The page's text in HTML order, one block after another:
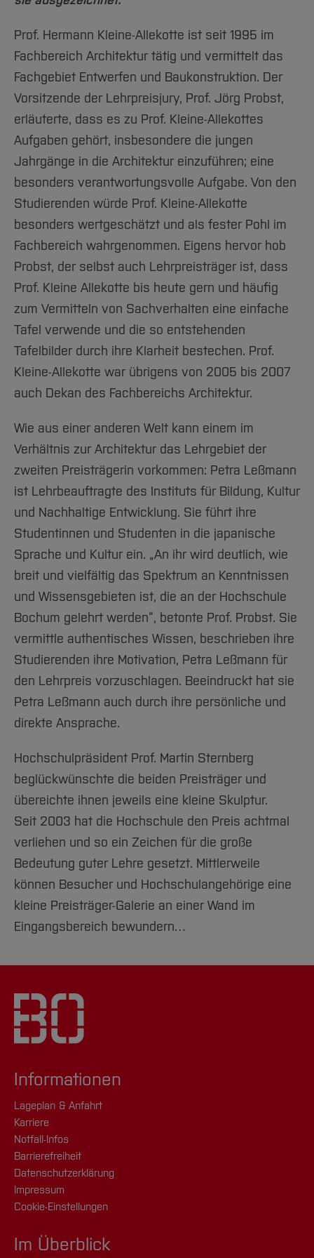
Forschung und Projekte
International
Team
Service
Studiengänge
Studieninteressierte
Aktuelles
Studium
Fachgruppen
Forschung und Entwicklung
International
Team
Service
Amtliche Bekanntmachungen
Notfall-Infos
BO Shop
Familiengerechte Hochschule
Gleichstellung
Diskriminierungsfreie Hochschule
Vertretungen
Wahlen
Hochschulkommunikation
International Office
Medienzentrum
Zentrale Studienberatung
Prof. Hermann Kleine-Allekotte ist seit 1995 im
Fachbereich Architektur tätig und vermittelt das
Fachgebiet Entwerfen und Baukonstruktion. Der
Vorsitzende der Lehrpreisjury, Prof. Jörg Probst,
erläuterte, dass es zu Prof. Kleine-Allekottes
Aufgaben gehört, insbesondere die jungen
Jahrgänge in die Architektur einzuführen; eine
besonders verantwortungsvolle Aufgabe. Von den
Studierenden würde Prof. Kleine-Allekotte
besonders wertgeschätzt und als fester Pohl im
Fachbereich wahrgenommen. Eigens hervor hob
Probst, der selbst auch Lehrpreisträger ist, dass
Prof. Kleine Allekotte bis heute gern und häufig
zum Vermitteln von Sachverhalten eine einfache
Tafel verwende und die so entstehenden
Tafelbilder durch ihre Klarheit bestechen. Prof.
Kleine-Allekotte war übrigens von 2005 bis 2007
auch Dekan des Fachbereichs Architektur.
Wie aus einer anderen Welt kann einem im
Verhältnis zur Architektur das Lehrgebiet der
zweiten Preisträgerin vorkommen: Petra Leßmann
ist Lehrbeauftragte des Instituts für Bildung, Kultur
und Nachhaltige Entwicklung. Sie führt ihre
Studentinnen und Studenten in die japanische
Sprache und Kultur ein. „An ihr wird deutlich, wie
breit und vielfältig das Spektrum an Kenntnissen
und Wissensgebieten ist, die an der Hochschule
Bochum gelehrt werden“, betonte Prof. Probst. Sie
vermittle authentisches Wissen, beschrieben ihre
Studierenden ihre Motivation, Petra Leßmann für
den Lehrpreis vorzuschlagen. Beeindruckt hat sie
Petra Leßmann auch durch ihre persönliche und
direkte Ansprache.
Hochschulpräsident Prof. Martin Sternberg
beglückwünschte die beiden Preisträger und
übereichte ihnen jeweils eine kleine Skulptur.
Seit 2003 hat die Hochschule den Preis achtmal
verliehen und so ein Zeichen für die große
Bedeutung guter Lehre gesetzt. Mittlerweile
können Besucher und Hochschulangehörige eine
kleine Preisträger-Galerie an einer Wand im
Eingangsbereich bewundern…
Informationen
Lageplan & Anfahrt
Karriere
Notfall-Infos
Barrierefreiheit
Datenschutzerklärung
Impressum
Cookie-Einstellungen
Im Überblick